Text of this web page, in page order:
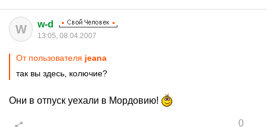
W w-d
13:05, 08.04.2007
От пользователя jeana
так вы здесь, колючие?
Они в отпуск уехали в Мордовию!
0